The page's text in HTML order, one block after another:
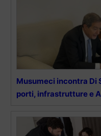
Musumeci incontra Di
porti, infrastrutture e